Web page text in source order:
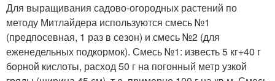
Для выращивания садово-огородных растений по
методу Митлайдера используются смесь №1
(предпосевная, 1 раз в сезон) и смесь №2 (для
еженедельных подкормок). Смесь №1: известь 5 кг+40 г
борной кислоты, расход 50 г на погонный метр узкой